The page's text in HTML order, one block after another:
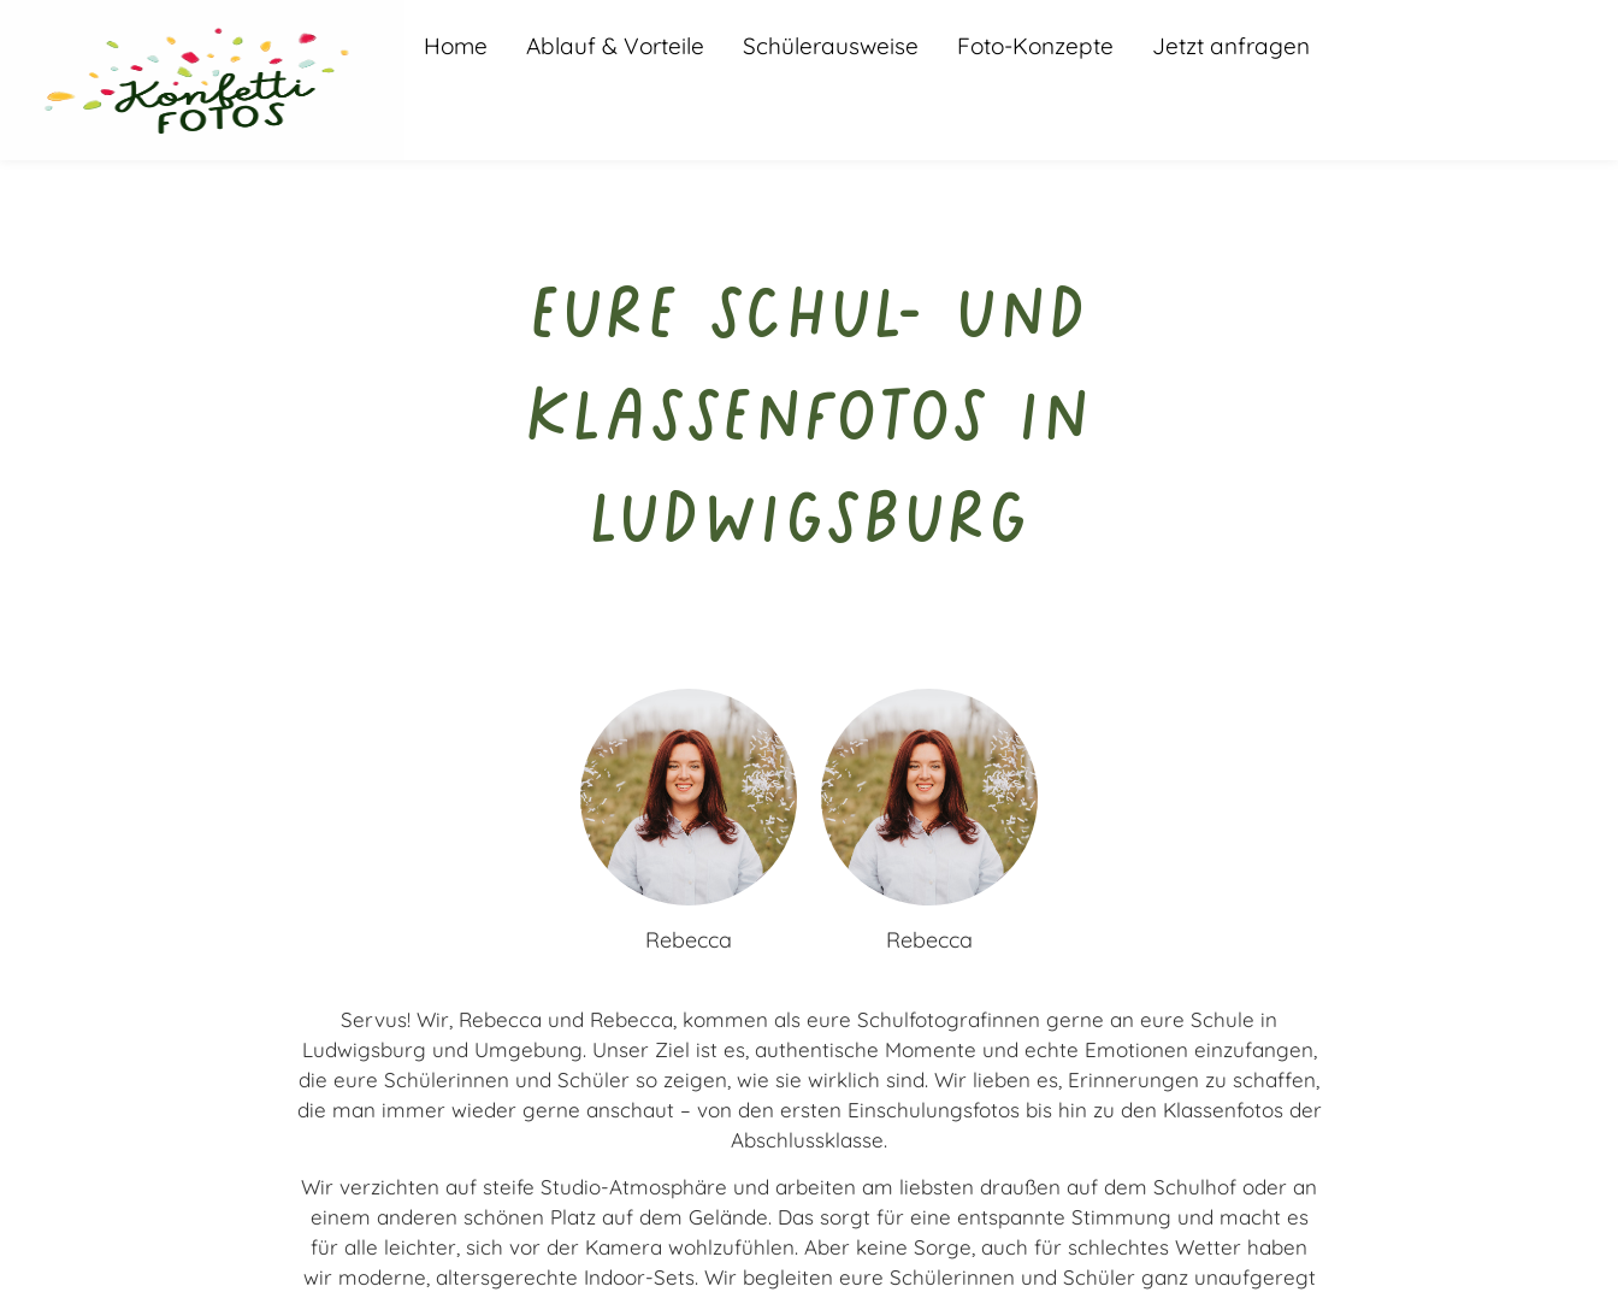
Home Ablauf & Vorteile Schülerausweise Foto-Konzepte Jetzt anfragen
Eure Schul- und
Klassenfotos in
Ludwigsburg
Rebecca Rebecca
Servus! Wir, Rebecca und Rebecca, kommen als eure Schulfotografinnen gerne an eure Schule in
Ludwigsburg und Umgebung. Unser Ziel ist es, authentische Momente und echte Emotionen einzufangen,
die eure Schülerinnen und Schüler so zeigen, wie sie wirklich sind. Wir lieben es, Erinnerungen zu schaffen,
die man immer wieder gerne anschaut – von den ersten Einschulungsfotos bis hin zu den Klassenfotos der
Abschlussklasse.
Wir verzichten auf steife Studio-Atmosphäre und arbeiten am liebsten draußen auf dem Schulhof oder an
einem anderen schönen Platz auf dem Gelände. Das sorgt für eine entspannte Stimmung und macht es
für alle leichter, sich vor der Kamera wohlzufühlen. Aber keine Sorge, auch für schlechtes Wetter haben
wir moderne, altersgerechte Indoor-Sets. Wir begleiten eure Schülerinnen und Schüler ganz unaufgeregt